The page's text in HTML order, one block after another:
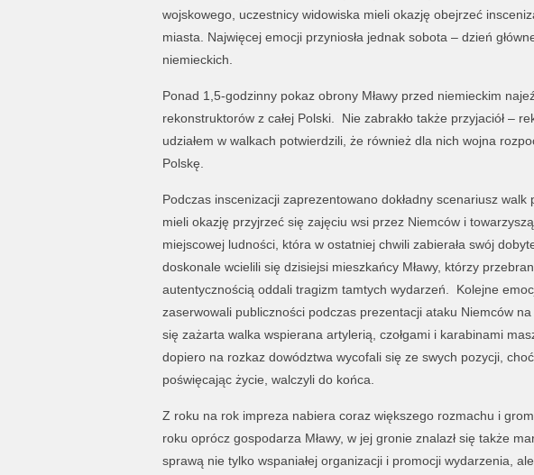
wojskowego, uczestnicy widowiska mieli okazję obejrzeć
miasta. Najwięcej emocji przyniosła jednak sobota – dzień
niemieckich.
Ponad 1,5-godzinny pokaz obrony Mławy przed niemieckim
rekonstruktorów z całej Polski. Nie zabrakło także przyjaciół –
udziałem w walkach potwierdzili, że również dla nich wojna
Polskę.
Podczas inscenizacji zaprezentowano dokładny scenariusz
mieli okazję przyjrzeć się zajęciu wsi przez Niemców i
miejscowej ludności, która w ostatniej chwili zabierała swój
doskonale wcielili się dzisiejsi mieszkańcy Mławy, którzy
autentycznością oddali tragizm tamtych wydarzeń. Kolejne
zaserwowali publiczności podczas prezentacji ataku Niemców
się zażarta walka wspierana artylerią, czołgami i karabinami
dopiero na rozkaz dowództwa wycofali się ze swych pozycji,
poświęcając życie, walczyli do końca.
Z roku na rok impreza nabiera coraz większego rozmachu i
roku oprócz gospodarza Mławy, w jej gronie znalazł się także
sprawą nie tylko wspaniałej organizacji i promocji wydarzenia,